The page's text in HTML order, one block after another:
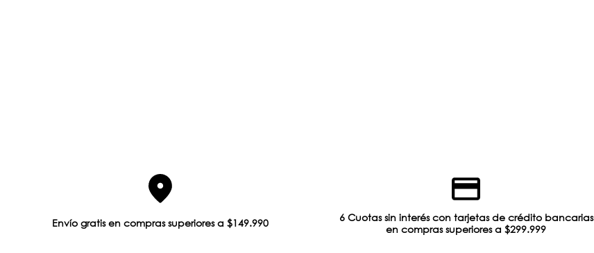
Envío gratis en compras superiores a $149.990
6 Cuotas sin interés con tarjetas de crédito bancarias
en compras superiores a $299.999